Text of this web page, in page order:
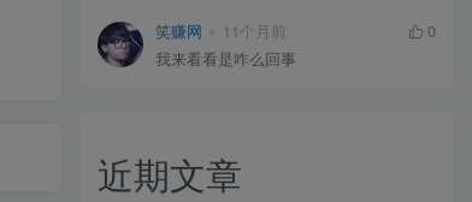
笑赚网 11个月前
0
我来看看是咋么回事
近期文章